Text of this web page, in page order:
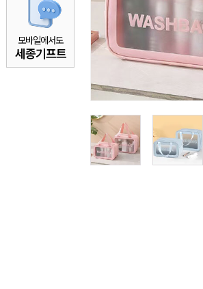
모바일에서도
세종기프트